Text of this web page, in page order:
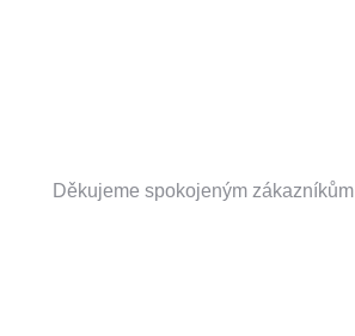
Děkujeme spokojeným zákazníkům